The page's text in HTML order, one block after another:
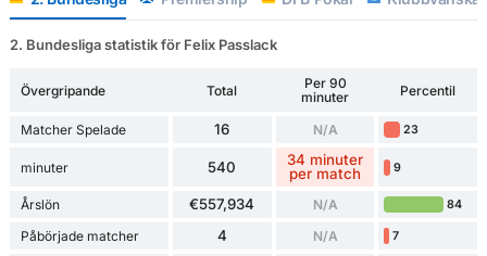
2. Bundesliga statistik för Felix Passlack
Övergripande Total
Per 90
minuter
Percentil
Matcher Spelade 16 N/A 23
minuter 540
34 minuter
per match
9
Årslön €557,934 N/A 84
Påbörjade matcher 4 N/A 7